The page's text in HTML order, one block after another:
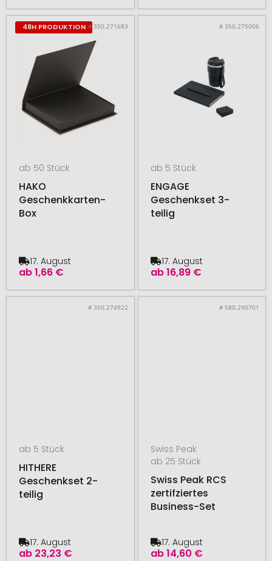
48H PRODUKTION # 350.271683
ab 50 Stück
HAKO
Geschenkkarten-
Box
ab1,66 €
17. August
# 350.275006
ab 5 Stück
ENGAGE
Geschenkset 3-
teilig
ab16,89 €
17. August
# 350.274922
ab 5 Stück
HITHERE
Geschenkset 2-
teilig
ab 23,23 €
17. August
# 580.290701
Swiss Peak
ab 25 Stück
Swiss Peak RCS
zertifziertes
Business-Set
ab14,60 €
17. August